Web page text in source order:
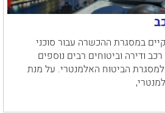
במסגרת ההכשרה עבור סוכני
ודירה וביטוחים רבים נוספים
הביטוח האלמנטרי. על מנת